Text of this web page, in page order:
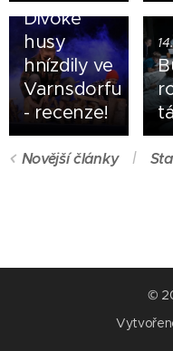
Divoké
husy
hnízdily ve
Varnsdorfu
- recenze!
Novější články
©